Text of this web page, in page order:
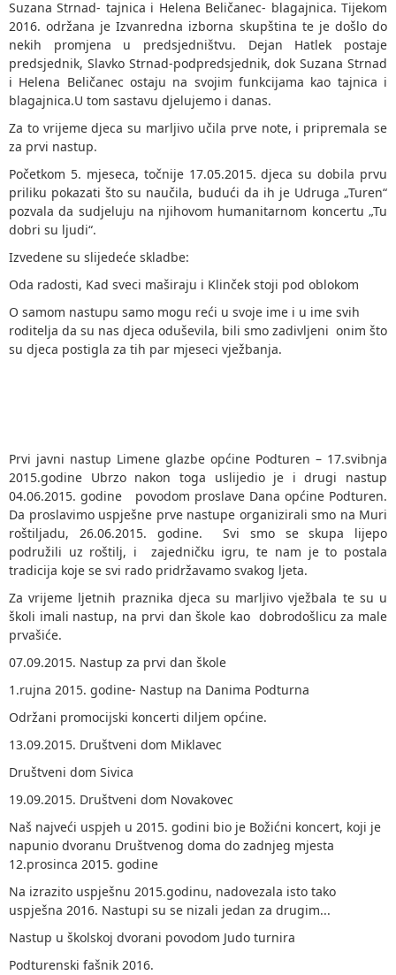
Suzana Strnad- tajnica i Helena Beličanec- blagajnica. Tijekom
2016. održana je Izvanredna izborna skupština te je došlo do
nekih promjena u predsjedništvu. Dejan Hatlek postaje
predsjednik, Slavko Strnad-podpredsjednik, dok Suzana Strnad
i Helena Beličanec ostaju na svojim funkcijama kao tajnica i
blagajnica.U tom sastavu djelujemo i danas.
Za to vrijeme djeca su marljivo učila prve note, i pripremala se
za prvi nastup.
Početkom 5. mjeseca, točnije 17.05.2015. djeca su dobila prvu
priliku pokazati što su naučila, budući da ih je Udruga „Turen“
pozvala da sudjeluju na njihovom humanitarnom koncertu „Tu
dobri su ljudi“.
Izvedene su slijedeće skladbe:
Oda radosti, Kad sveci maširaju i Klinček stoji pod oblokom
O samom nastupu samo mogu reći u svoje ime i u ime svih
roditelja da su nas djeca oduševila, bili smo zadivljeni onim što
su djeca postigla za tih par mjeseci vježbanja.
Prvi javni nastup Limene glazbe općine Podturen – 17.svibnja
2015.godine Ubrzo nakon toga uslijedio je i drugi nastup
04.06.2015. godine povodom proslave Dana općine Podturen.
Da proslavimo uspješne prve nastupe organizirali smo na Muri
roštiljadu, 26.06.2015. godine. Svi smo se skupa lijepo
podružili uz roštilj, i zajedničku igru, te nam je to postala
tradicija koje se svi rado pridržavamo svakog ljeta.
Za vrijeme ljetnih praznika djeca su marljivo vježbala te su u
školi imali nastup, na prvi dan škole kao dobrodošlicu za male
prvašiće.
07.09.2015. Nastup za prvi dan škole
1.rujna 2015. godine- Nastup na Danima Podturna
Održani promocijski koncerti diljem općine.
13.09.2015. Društveni dom Miklavec
Društveni dom Sivica
19.09.2015. Društveni dom Novakovec
Naš najveći uspjeh u 2015. godini bio je Božićni koncert, koji je
napunio dvoranu Društvenog doma do zadnjeg mjesta
12.prosinca 2015. godine
Na izrazito uspješnu 2015.godinu, nadovezala isto tako
uspješna 2016. Nastupi su se nizali jedan za drugim...
Nastup u školskoj dvorani povodom Judo turnira
Podturenski fašnik 2016.